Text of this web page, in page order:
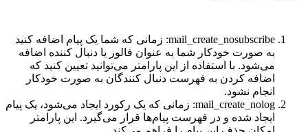
mail_create_nosubscribe: زمانی که شما یک پیام اضافه کنید
به صورت خودکار شما به عنوان فالور یا دنبال کننده اضافه
می‌شود. با استفاده از این پارامتر می‌توانید تعیین کنید که
اضافه کردن به فهرست دنبال کنندگان به صورت خودکار
انجام نشود.
mail_create_nolog: زمانی که یک رکورد ایجاد می‌شود،‌ یک پیام
ایجاد شده و در فهرست پیام‌ها قرار می‌گیرد. این پارامتر